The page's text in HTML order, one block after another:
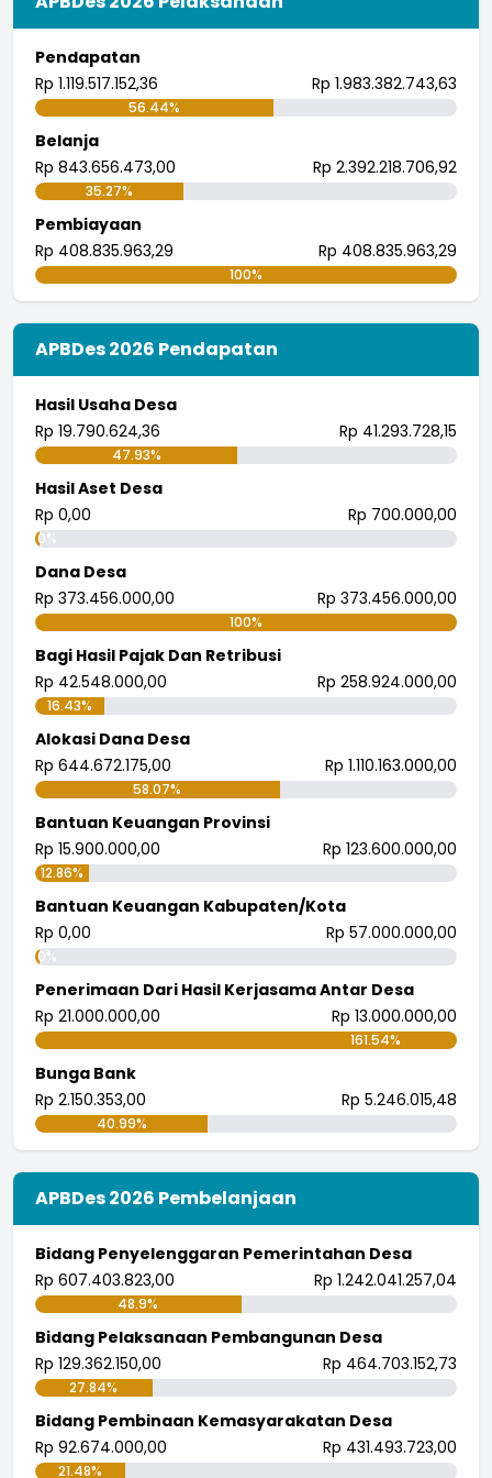
Pendapatan
Rp 1.119.517.152,36
Rp 1.983.382.743,63
56.44%
Belanja
Rp 843.656.473,00
Rp 2.392.218.706,92
35.27%
Pembiayaan
Rp 408.835.963,29
Rp 408.835.963,29
100%
APBDes 2026 Pendapatan
Hasil Usaha Desa
Rp 19.790.624,36
Rp 41.293.728,15
47.93%
Hasil Aset Desa
Rp 0,00
Rp 700.000,00
0%
Dana Desa
Rp 373.456.000,00
Rp 373.456.000,00
100%
Bagi Hasil Pajak Dan Retribusi
Rp 42.548.000,00
Rp 258.924.000,00
16.43%
Alokasi Dana Desa
Rp 644.672.175,00
Rp 1.110.163.000,00
58.07%
Bantuan Keuangan Provinsi
Rp 15.900.000,00
Rp 123.600.000,00
12.86%
Bantuan Keuangan Kabupaten/Kota
Rp 0,00
Rp 57.000.000,00
0%
Penerimaan Dari Hasil Kerjasama Antar Desa
Rp 21.000.000,00
Rp 13.000.000,00
161.54%
Bunga Bank
Rp 2.150.353,00
Rp 5.246.015,48
40.99%
APBDes 2026 Pembelanjaan
Bidang Penyelenggaran Pemerintahan Desa
Rp 607.403.823,00
Rp 1.242.041.257,04
48.9%
Bidang Pelaksanaan Pembangunan Desa
Rp 129.362.150,00
Rp 464.703.152,73
27.84%
Bidang Pembinaan Kemasyarakatan Desa
Rp 92.674.000,00
Rp 431.493.723,00
21.48%